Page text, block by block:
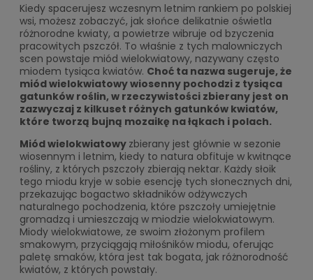
Kiedy spacerujesz wczesnym letnim rankiem po polskiej
wsi, możesz zobaczyć, jak słońce delikatnie oświetla
różnorodne kwiaty, a powietrze wibruje od bzyczenia
pracowitych pszczół. To właśnie z tych malowniczych
scen powstaje miód wielokwiatowy, nazywany często
miodem tysiąca kwiatów. Choć ta nazwa sugeruje, że
miód wielokwiatowy wiosenny pochodzi z tysiąca
gatunków roślin, w rzeczywistości zbierany jest on
zazwyczaj z kilkuset różnych gatunków kwiatów,
które tworzą bujną mozaikę na łąkach i polach.
Miód wielokwiatowy zbierany jest głównie w sezonie
wiosennym i letnim, kiedy to natura obfituje w kwitnące
rośliny, z których pszczoły zbierają nektar. Każdy słoik
tego miodu kryje w sobie esencję tych słonecznych dni,
przekazując bogactwo składników odżywczych
naturalnego pochodzenia, które pszczoły umiejętnie
gromadzą i umieszczają w miodzie wielokwiatowym.
Miody wielokwiatowe, ze swoim złożonym profilem
smakowym, przyciągają miłośników miodu, oferując
paletę smaków, która jest tak bogata, jak różnorodność
kwiatów, z których powstały.